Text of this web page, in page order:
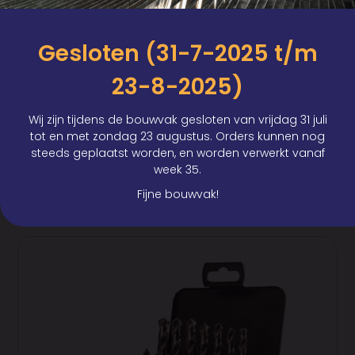
geslepen
HSS Metaalboren set | 19 delig. DIN338, rechtsnijdend, 118˚
snijhoek met splitpoint (voorkomt weglopen tijdens
centreren). Handige metaalboren set bestaand uit HSS
geslepen metaalboren, ideaal voor op de bouw of
overige industrie waarbij gebruik van diverse
afmetingen vaak voor komt. Al uw metaalboren op één
plek. De 19-delige set bestaat uit diameter 1 t/m 10 mm,
inclusief de halve maten.
Gesloten (31-7-2025 t/m
23-8-2025)
Wij zijn tijdens de bouwvak gesloten van vrijdag 31 juli
tot en met zondag 23 augustus. Orders kunnen nog
steeds geplaatst worden, en worden verwerkt vanaf
week 35.
Fijne bouwvak!